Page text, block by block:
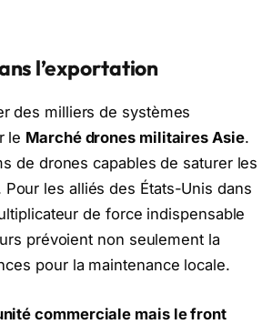
l’exportation
des milliers de systèmes
le Marché drones militaires Asie.
de drones capables de saturer les
les alliés des États-Unis dans
de force indispensable
prévoient non seulement la
pour la maintenance locale.
commerciale mais le front